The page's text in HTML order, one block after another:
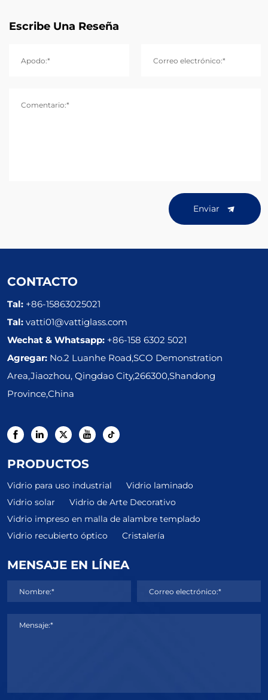
Escribe Una Reseña
Apodo:* Correo electrónico:*
Comentario:*
Enviar
CONTACTO
Tal: +86-15863025021
Tal: vatti01@vattiglass.com
Wechat & Whatsapp: +86-158 6302 5021
Agregar: No.2 Luanhe Road,SCO Demonstration
Area,Jiaozhou, Qingdao City,266300,Shandong
Province,China
PRODUCTOS
Vidrio para uso industrial
Vidrio laminado
Vidrio solar
Vidrio de Arte Decorativo
Vidrio impreso en malla de alambre templado
Vidrio recubierto óptico
Cristalería
MENSAJE EN LÍNEA
Nombre:* Correo electrónico:*
Mensaje:*